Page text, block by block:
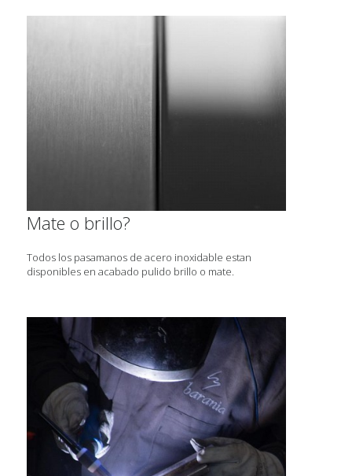
Mate o brillo?
Todos los pasamanos de acero inoxidable estan
disponibles en acabado pulido brillo o mate.